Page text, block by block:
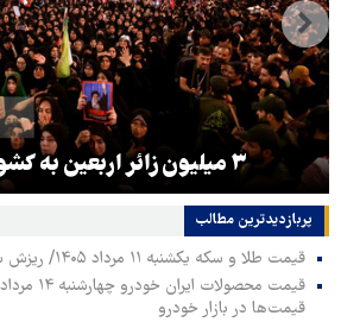
۳ میلیون زائر اربعین به کشور بازگشتند
پربازدیدترین‌ مطالب
قیمت طلا و سکه یکشنبه ۱۱ مرداد ۱۴۰۵/ ریزش سنگین سکه امامی
قیمت‌ها در بازار خودرو